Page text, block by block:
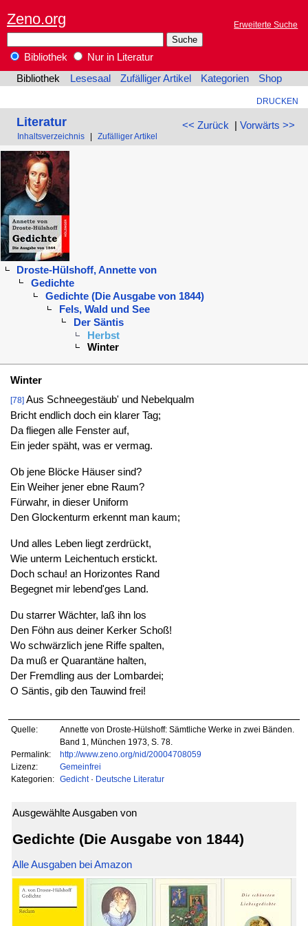
Zeno.org Erweiterte Suche
Bibliothek
Nur in Literatur
Bibliothek
Lesesaal Zufälliger Artikel Kategorien Shop
DRUCKEN
<< Zurück | Vorwärts >>
Literatur
Inhaltsverzeichnis Zufälliger Artikel
Droste-Hülshoff, Annette von
Gedichte
Gedichte (Die Ausgabe von 1844)
Fels, Wald und See
Der Säntis
Herbst
Winter
Winter
[78]Aus Schneegestäub' und Nebelqualm
Bricht endlich doch ein klarer Tag;
Da fliegen alle Fenster auf,
Ein jeder späht, was er vermag.
Ob jene Blöcke Häuser sind?
Ein Weiher jener ebne Raum?
Fürwahr, in dieser Uniform
Den Glockenturm erkennt man kaum;
Und alles Leben liegt zerdrückt,
Wie unterm Leichentuch erstickt.
Doch schau! an Horizontes Rand
Begegnet mir lebend'ges Land.
Du starrer Wächter, laß ihn los
Den Föhn aus deiner Kerker Schoß!
Wo schwärzlich jene Riffe spalten,
Da muß er Quarantäne halten,
Der Fremdling aus der Lombardei;
O Säntis, gib den Tauwind frei!
Quelle:
Annette von Droste-Hülshoff: Sämtliche Werke in zwei Bänden.
Band 1, München 1973, S. 78.
Permalink:
http://www.zeno.org/nid/20004708059
Lizenz:
Gemeinfrei
Kategorien:
Gedicht· Deutsche Literatur
Ausgewählte Ausgaben von
Gedichte (Die Ausgabe von 1844)
Alle Ausgaben bei Amazon